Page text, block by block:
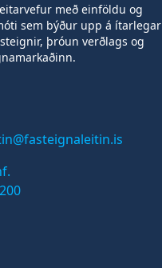
með einföldu og
sem býður upp á ítarlegar
þróun verðlags og